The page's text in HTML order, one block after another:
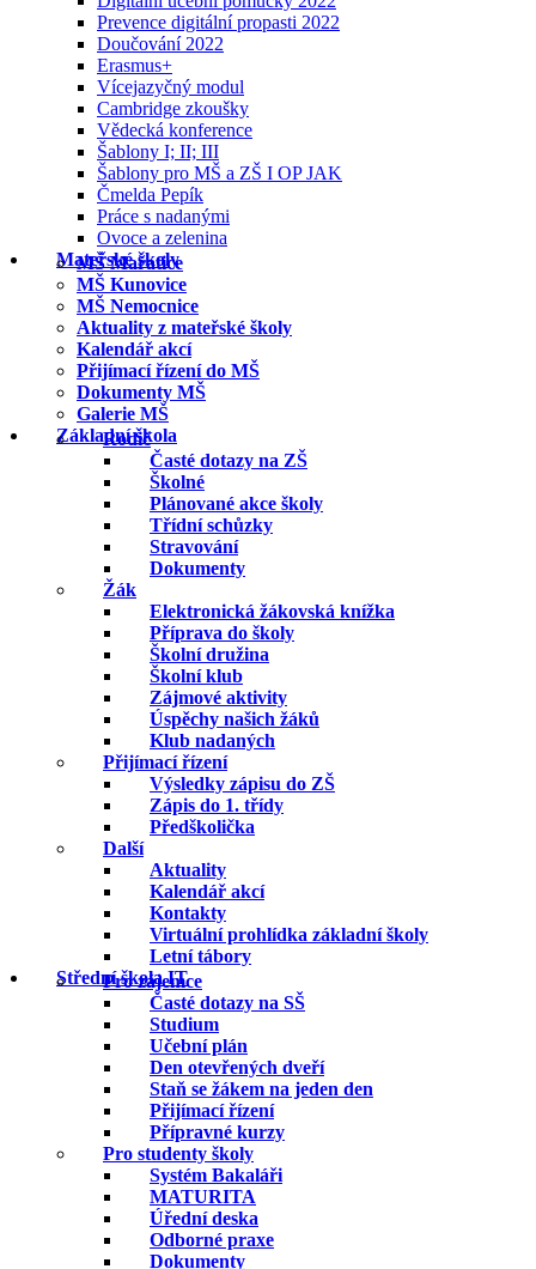
Prevence digitální propasti 2022
Doučování 2022
Erasmus+
Vícejazyčný modul
Cambridge zkoušky
Vědecká konference
Šablony I; II; III
Šablony pro MŠ a ZŠ I OP JAK
Čmelda Pepík
Práce s nadanými
Ovoce a zelenina
Mateřské školy
MŠ Mařatice
MŠ Kunovice
MŠ Nemocnice
Aktuality z mateřské školy
Kalendář akcí
Přijímací řízení do MŠ
Dokumenty MŠ
Galerie MŠ
Základní škola
Rodič
Časté dotazy na ZŠ
Školné
Plánované akce školy
Třídní schůzky
Stravování
Dokumenty
Žák
Elektronická žákovská knížka
Příprava do školy
Školní družina
Školní klub
Zájmové aktivity
Úspěchy našich žáků
Klub nadaných
Přijímací řízení
Výsledky zápisu do ZŠ
Zápis do 1. třídy
Předškolička
Další
Aktuality
Kalendář akcí
Kontakty
Virtuální prohlídka základní školy
Letní tábory
Střední škola IT
Pro zájemce
Časté dotazy na SŠ
Studium
Učební plán
Den otevřených dveří
Staň se žákem na jeden den
Přijímací řízení
Přípravné kurzy
Pro studenty školy
Systém Bakaláři
MATURITA
Úřední deska
Odborné praxe
Dokumenty